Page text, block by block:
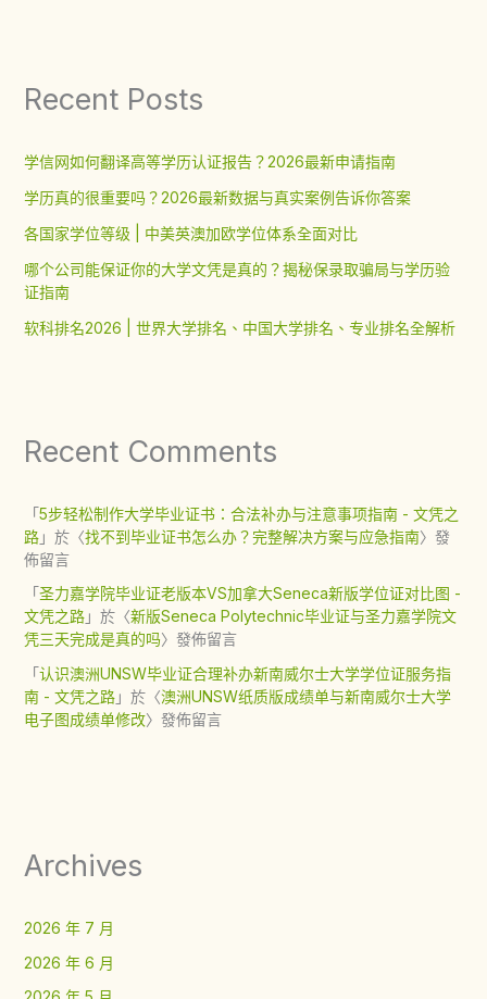
Recent Posts
学信网如何翻译高等学历认证报告？2026最新申请指南
学历真的很重要吗？2026最新数据与真实案例告诉你答案
各国家学位等级 | 中美英澳加欧学位体系全面对比
哪个公司能保证你的大学文凭是真的？揭秘保录取骗局与学历验
证指南
软科排名2026 | 世界大学排名、中国大学排名、专业排名全解析
Recent Comments
「5步轻松制作大学毕业证书：合法补办与注意事项指南 - 文凭之
路」於〈找不到毕业证书怎么办？完整解决方案与应急指南〉發
佈留言
「 圣力嘉学院毕业证老版本VS加拿大Seneca新版学位证对比图 -
文凭之路」於〈新版Seneca Polytechnic毕业证与圣力嘉学院文
凭三天完成是真的吗〉發佈留言
「认识澳洲UNSW毕业证合理补办新南威尔士大学学位证服务指
南 - 文凭之路」於〈澳洲UNSW纸质版成绩单与新南威尔士大学
电子图成绩单修改〉發佈留言
Archives
2026 年 7 月
2026 年 6 月